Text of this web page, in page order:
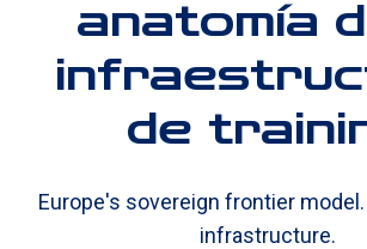
anatomía
de
Europe's sovereign frontier model.
infrastructure.